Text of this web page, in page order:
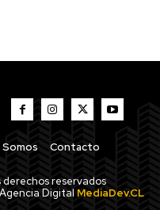
Contacto
reservados
Digital MediaDev.CL